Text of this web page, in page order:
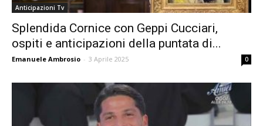
Anticipazioni Tv
Splendida Cornice con Geppi Cucciari,
ospiti e anticipazioni della puntata di...
Emanuele Ambrosio - 3 Aprile 2025 0